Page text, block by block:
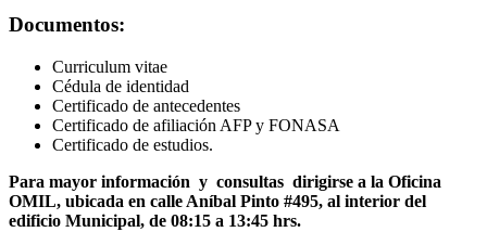
Documentos:
Curriculum vitae
Cédula de identidad
Certificado de antecedentes
Certificado de afiliación AFP y FONASA
Certificado de estudios.
Para mayor información y consultas dirigirse a la Oficina
OMIL, ubicada en calle Aníbal Pinto #495, al interior del
edificio Municipal, de 08:15 a 13:45 hrs.